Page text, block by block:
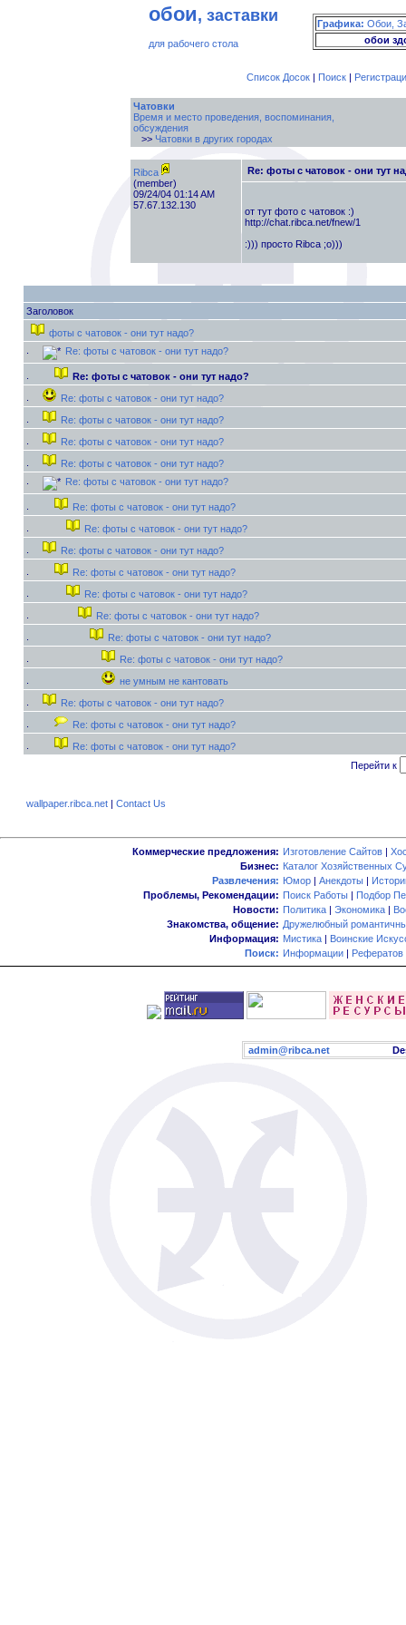
обои, заставки
для рабочего стола
Графика: Обои,
обои
Список Досок| Поиск|
Чатовки
Время и место проведения, воспоминания,
обсуждения
>> Чатовки в других городах
Ribca
(member)
09/24/04 01:14 AM
57.67.132.130
Re: фоты с чатовок - они тут
от тут фото с чатовок :)
http://chat.ribca.net/fnew/1
:))) просто Ribca ;о)))
Заголовок
фоты с чатовок - они тут надо?
Re: фоты с чатовок - они тут надо?
Re: фоты с чатовок - они тут надо?
Re: фоты с чатовок - они тут надо?
Re: фоты с чатовок - они тут надо?
Re: фоты с чатовок - они тут надо?
Re: фоты с чатовок - они тут надо?
Re: фоты с чатовок - они тут надо?
Re: фоты с чатовок - они тут надо?
Re: фоты с чатовок - они тут надо?
Re: фоты с чатовок - они тут надо?
Re: фоты с чатовок - они тут надо?
Re: фоты с чатовок - они тут надо?
Re: фоты с чатовок - они тут надо?
Re: фоты с чатовок - они тут надо?
Re: фоты с чатовок - они тут надо?
не умным не кантовать
Re: фоты с чатовок - они тут надо?
Re: фоты с чатовок - они тут надо?
Re: фоты с чатовок - они тут надо?
Перейти к
wallpaper.ribca.net| Contact Us
Коммерческие предложения: Изготовление Сайтов |
Бизнес: Каталог Хозяйственных
Развлечения: Юмор | Анекдоты |
Проблемы, Рекомендации: Поиск Работы | Подбор
Новости: Политика | Экономика |
Знакомства, общение: Дружелюбный
Информация: Мистика | Воинские
Поиск: Информации | Рефератов
admin@ribca.net